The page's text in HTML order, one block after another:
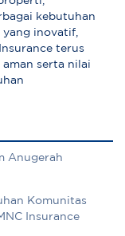
kebutuhan
inovatif,
terus
serta nilai
Anugerah
Komunitas
Insurance